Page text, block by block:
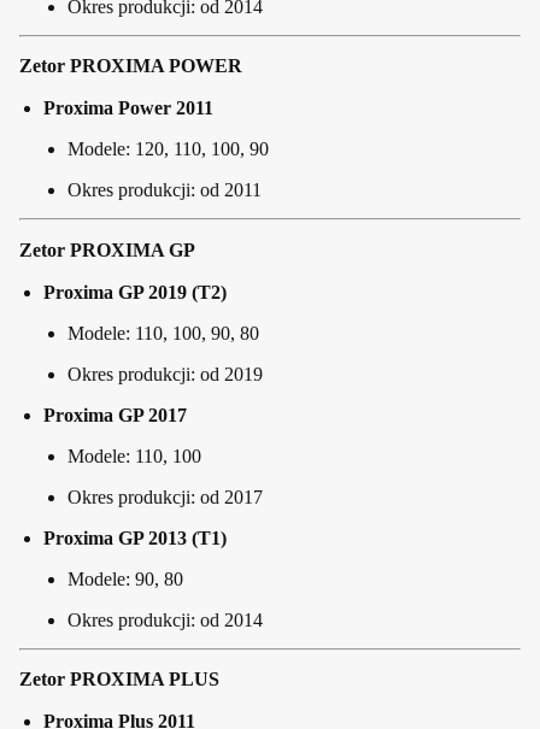
Okres produkcji: od 2014
Zetor PROXIMA POWER
Proxima Power 2011
Modele: 120, 110, 100, 90
Okres produkcji: od 2011
Zetor PROXIMA GP
Proxima GP 2019 (T2)
Modele: 110, 100, 90, 80
Okres produkcji: od 2019
Proxima GP 2017
Modele: 110, 100
Okres produkcji: od 2017
Proxima GP 2013 (T1)
Modele: 90, 80
Okres produkcji: od 2014
Zetor PROXIMA PLUS
Proxima Plus 2011